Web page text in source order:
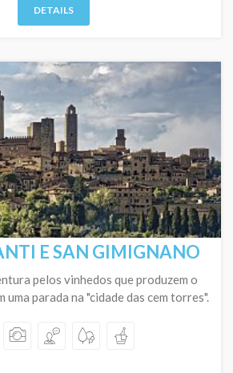
DETAILS
E SAN GIMIGNANO
pelos vinhedos que produzem o
uma parada na "cidade das cem torres".